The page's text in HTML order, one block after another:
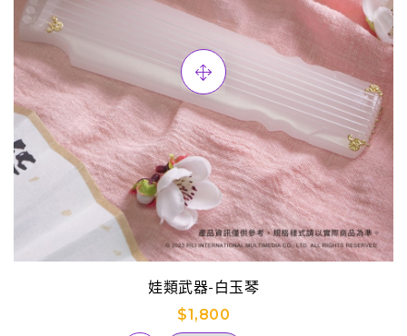
娃類武器-白玉琴
$1,800